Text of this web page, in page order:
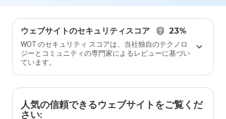
ウェブサイトのセキュリティスコア 23%
WOT のセキュリティ スコアは、当社独自のテクノロ
ジーとコミュニティの専門家によるレビューに基づい
ています。
人気の信頼できるウェブサイトをご覧くだ
さい:
価し
ます
か？